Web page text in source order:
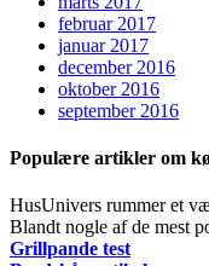
februar 2017
januar 2017
december 2016
oktober 2016
september 2016
Populære artikler om
HusUnivers rummer et
Blandt nogle af de mest
Grillpande test